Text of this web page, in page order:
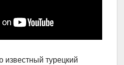
известный турецкий